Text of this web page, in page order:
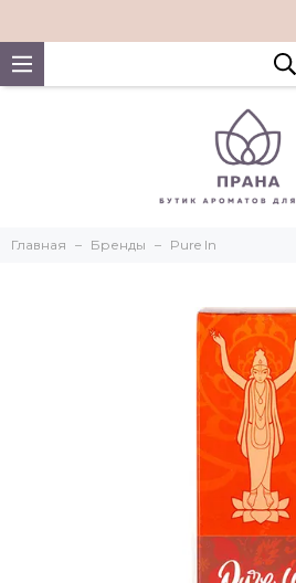
Главная Бренды Pure In